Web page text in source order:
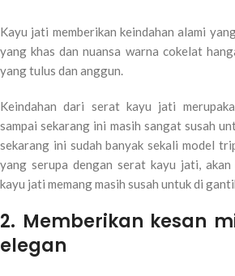
Kayu jati memberikan keindahan alami
yang khas dan nuansa warna cokelat
yang tulus dan anggun.
Keindahan dari serat kayu jati
sampai sekarang ini masih sangat susah
sekarang ini sudah banyak sekali model
yang serupa dengan serat kayu jati,
kayu jati memang masih susah untuk di
2. Memberikan kesan
elegan